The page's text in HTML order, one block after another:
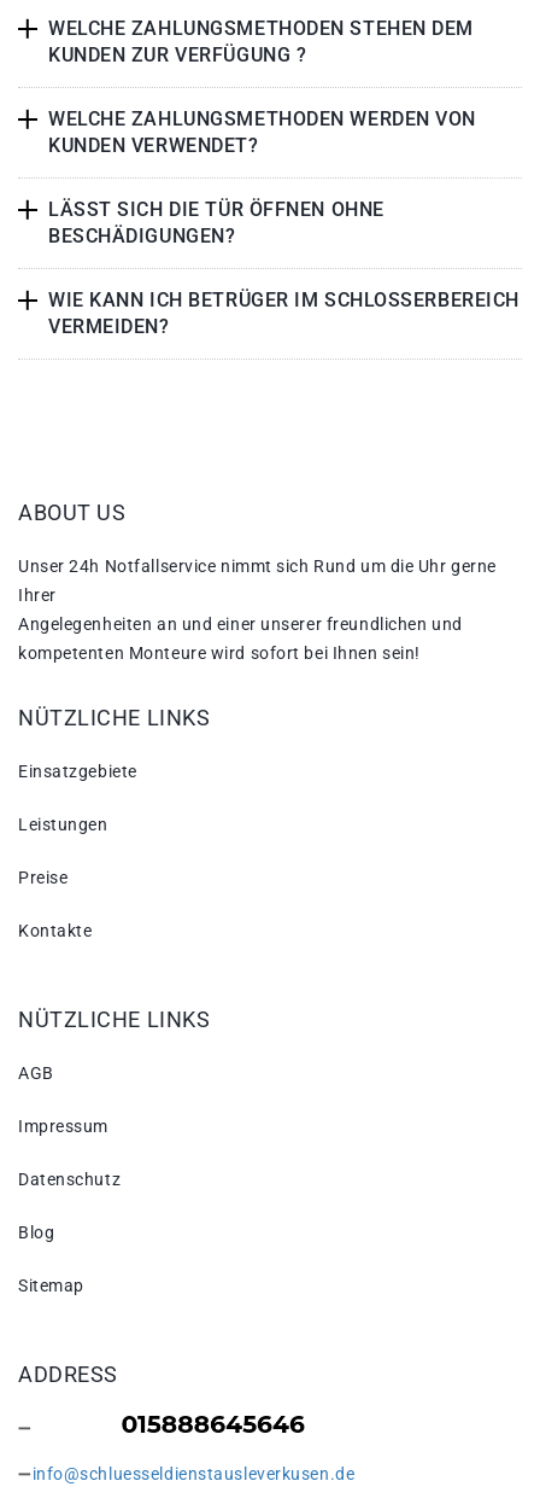
WELCHE ZAHLUNGSMETHODEN STEHEN DEM
KUNDEN ZUR VERFÜGUNG ?
WELCHE ZAHLUNGSMETHODEN WERDEN VON
KUNDEN VERWENDET?
LÄSST SICH DIE TÜR ÖFFNEN OHNE
BESCHÄDIGUNGEN?
WIE KANN ICH BETRÜGER IM SCHLOSSERBEREICH
VERMEIDEN?
ABOUT US
Unser 24h Notfallservice nimmt sich Rund um die Uhr gerne
Ihrer
Angelegenheiten an und einer unserer freundlichen und
kompetenten Monteure wird sofort bei Ihnen sein!
NÜTZLICHE LINKS
Einsatzgebiete
Leistungen
Preise
Kontakte
NÜTZLICHE LINKS
AGB
Impressum
Datenschutz
Blog
Sitemap
ADDRESS
info@schluesseldienstausleverkusen.de